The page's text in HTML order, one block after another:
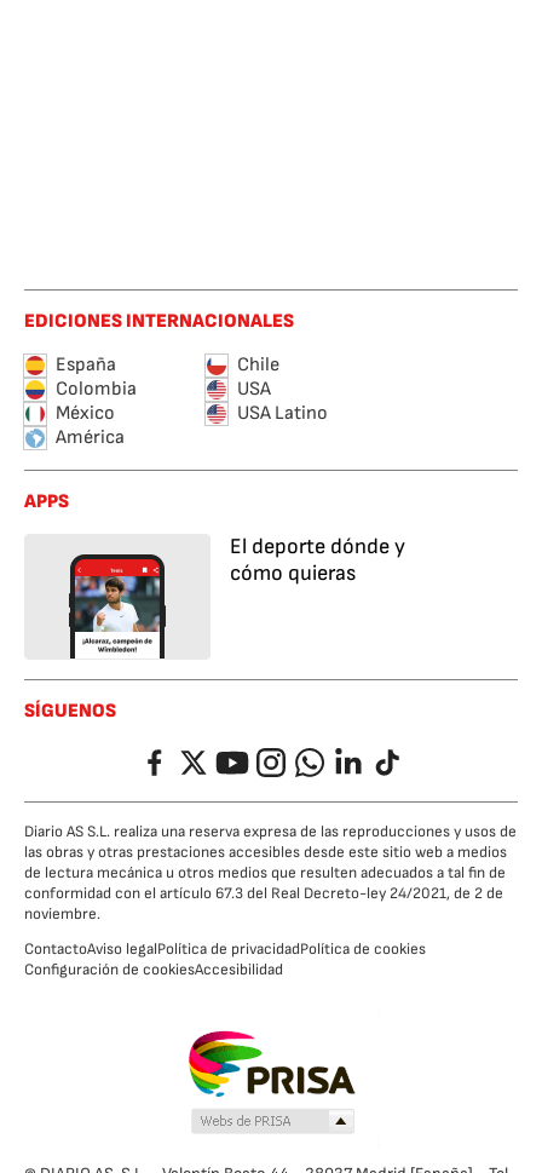
EDICIONES INTERNACIONALES
España
Chile
Colombia
USA
México
USA Latino
América
APPS
El deporte dónde y
cómo quieras
SÍGUENOS
FacebookTwitterYouTubeInstagramWhatsappLinkedIn
TikTok
Diario AS S.L. realiza una reserva expresa de las reproducciones y usos de
las obras y otras prestaciones accesibles desde este sitio web a medios
de lectura mecánica u otros medios que resulten adecuados a tal fin de
conformidad con el artículo 67.3 del Real Decreto-ley 24/2021, de 2 de
noviembre.
ContactoAviso legalPolítica de privacidadPolítica de cookies
Configuración de cookiesAccesibilidad